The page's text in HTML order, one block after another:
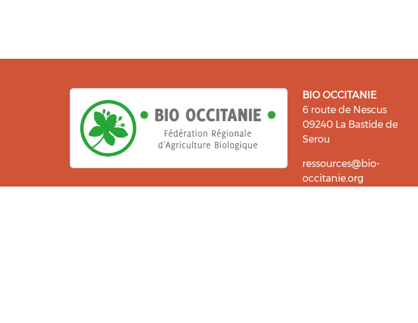
BIO OCCITANIE
6 route de Nescus
09240 La Bastide de
Serou
ressources@bio-
occitanie.org